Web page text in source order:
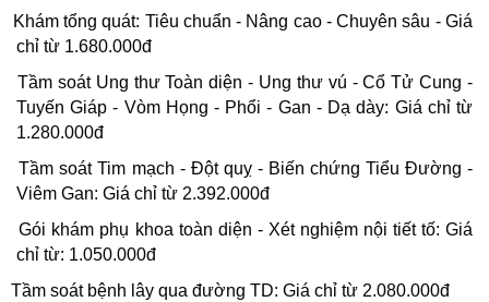
Khám tổng quát: Tiêu chuẩn - Nâng cao - Chuyên sâu - Giá
chỉ từ 1.680.000đ
Tầm soát Ung thư Toàn diện - Ung thư vú - Cổ Tử Cung -
Tuyến Giáp - Vòm Họng - Phổi - Gan - Dạ dày: Giá chỉ từ
1.280.000đ
Tầm soát Tim mạch - Đột quỵ - Biến chứng Tiểu Đường -
Viêm Gan: Giá chỉ từ 2.392.000đ
Gói khám phụ khoa toàn diện - Xét nghiệm nội tiết tố: Giá
chỉ từ: 1.050.000đ
Tầm soát bệnh lây qua đường TD: Giá chỉ từ 2.080.000đ